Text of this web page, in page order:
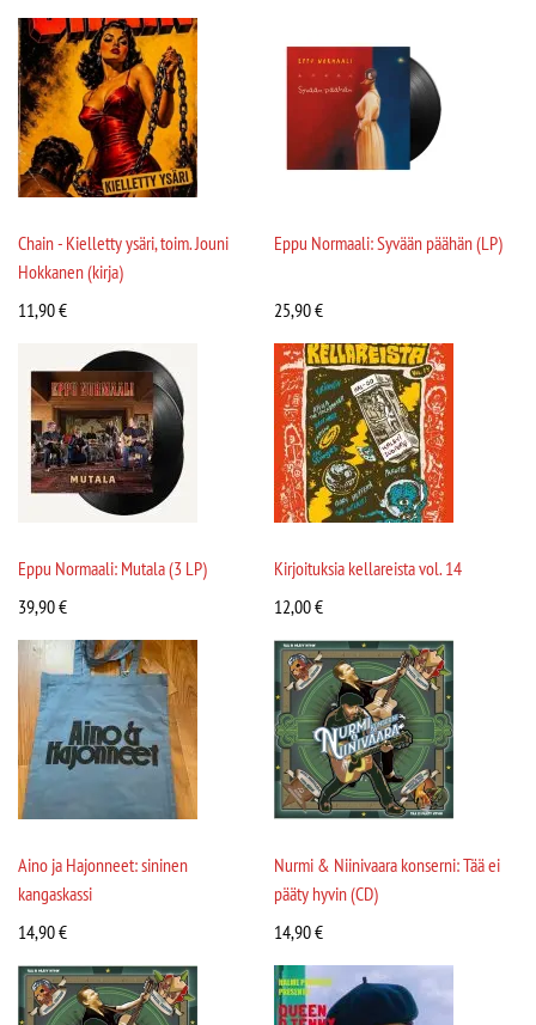
Chain - Kielletty ysäri, toim. Jouni
Hokkanen (kirja)
11,90€
Eppu Normaali: Syvään päähän (LP)
25,90€
Eppu Normaali: Mutala (3 LP)
39,90€
Kirjoituksia kellareista vol. 14
12,00€
Aino ja Hajonneet: sininen
kangaskassi
14,90€
Nurmi & Niinivaara konserni: Tää ei
pääty hyvin (CD)
14,90€